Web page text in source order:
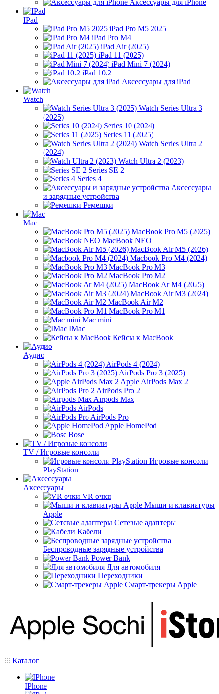
Аксессуары для iPhone
IPad
iPad Pro M5 2025
iPad Pro M4
iPad Air (2025)
iPad 11 (2025)
iPad Mini 7 (2024)
iPad 10.2
Аксессуары для iPad
Watch
Watch Series Ultra 3
(2025)
Series 10 (2024)
Series 11 (2025)
Watch Series Ultra 2
(2024)
Watch Ultra 2 (2023)
Series SE 2
Series 4
Аксессуары
и зарядные устройства
Ремешки
Mac
MacBook Pro M5 (2025)
MacBook NEO
MacBook Air M5 (2026)
Macbook Pro M4 (2024)
MacBook Pro M3
MacBook Pro M2
MacBook Ar M4 (2025)
MacBook Air M3 (2024)
MacBook Air M2
MacBook Pro M1
Mac mini
IMac
Кейсы к MacBook
Аудио
AirPods 4 (2024)
AirPods Pro 3 (2025)
Apple AirPods Max 2
AirPods Pro 2
Airpods Max
AirPods
AirPods Pro
Apple HomePod
Bose
TV / Игровые консоли
Игровые консоли
PlayStation
Аксессуары
VR очки
Мыши и клавиатуры
Apple
Сетевые адаптеры
Кабели
Беспроводные зарядные устройства
Power Bank
Для автомобиля
Переходники
Смарт-трекеры Apple
Каталог
IPhone